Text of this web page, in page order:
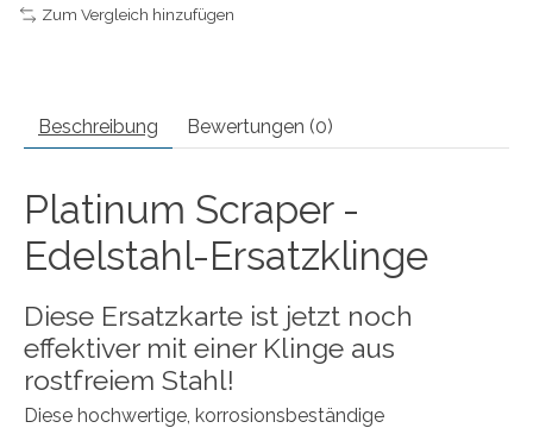
Zum Vergleich hinzufügen
Beschreibung Bewertungen (0)
Platinum Scraper -
Edelstahl-Ersatzklinge
Diese Ersatzkarte ist jetzt noch
effektiver mit einer Klinge aus
rostfreiem Stahl!
Diese hochwertige, korrosionsbeständige